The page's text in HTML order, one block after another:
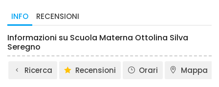
INFO RECENSIONI
Informazioni su Scuola Materna Ottolina Silva
Seregno
Ricerca Recensioni Orari Mappa